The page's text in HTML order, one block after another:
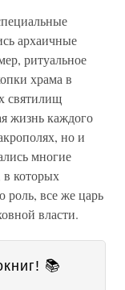
архаичные
ритуальное
храма в
святилищ
жизнь каждого
но и
многие
которых
роль, все же царь
власти.
📚